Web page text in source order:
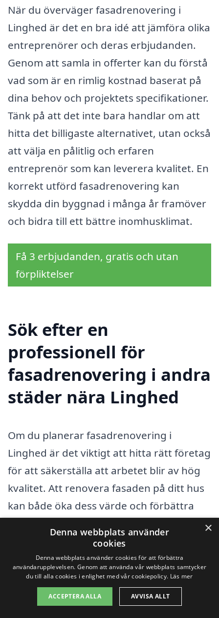
När du överväger fasadrenovering i
Linghed är det en bra idé att jämföra olika
entreprenörer och deras erbjudanden.
Genom att samla in offerter kan du förstå
vad som är en rimlig kostnad baserat på
dina behov och projektets specifikationer.
Tänk på att det inte bara handlar om att
hitta det billigaste alternativet, utan också
att välja en pålitlig och erfaren
entreprenör som kan leverera kvalitet. En
korrekt utförd fasadrenovering kan
skydda din byggnad i många år framöver
och bidra till ett bättre inomhusklimat.
Få 3 erbjudanden, gratis och utan
förpliktelser
Sök efter en
professionell för
fasadrenovering i andra
städer nära Linghed
Om du planerar fasadrenovering i
Linghed är det viktigt att hitta rätt företag
för att säkerställa att arbetet blir av hög
kvalitet. Att renovera fasaden på ditt hus
kan både öka dess värde och förbättra
utseendet. Men hur hittar man den bästa
hjälpen? En bra strategi är att även
överväga företag i närliggande städer där
du kan få konkurrenskraftiga
erbjudanden och professionell service.
×
Denna webbplats använder
cookies
Denna webbplats använder cookies för att förbättra
användarupplevelsen. Genom att använda vår webbplats samtycker
du till alla cookies i enlighet med vår cookiepolicy. Läs mer
ACCEPTERA ALLA AVVISA ALLT